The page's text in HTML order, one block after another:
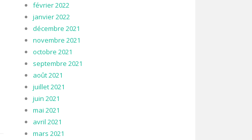
février 2022
janvier 2022
décembre 2021
novembre 2021
octobre 2021
septembre 2021
août 2021
juillet 2021
juin 2021
mai 2021
avril 2021
mars 2021